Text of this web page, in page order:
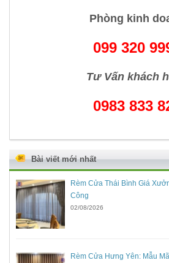
Phòng kinh
099 320
Tư Vấn khách
0983 833
Bài viết mới nhất
Rèm Cửa Thái Bình Giá
Công
02/08/2026
Rèm Cửa Hưng Yên: Mẫu